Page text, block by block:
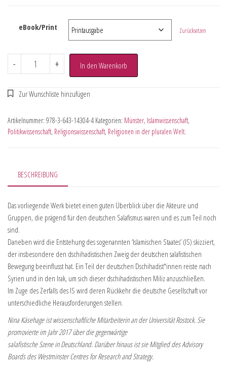
eBook/Print Zurücksetzen
- + In den Warenkorb
Artikelnummer: 978-3-643-14304-4 Kategorien: Münster, Islamwissenschaft,
Politikwissenschaft, Religionswissenschaft, Religionen in der pluralen Welt.
BESCHREIBUNG
Das vorliegende Werk bietet einen guten Überblick über die Akteure und
Gruppen, die prägend für den deutschen Salafismus waren und es zum Teil noch
sind.
Daneben wird die Entstehung des sogenannten ‘Islamischen Staates’ (IS) skizziert,
der insbesondere den dschihadistischen Zweig der deutschen salafistischen
Bewegung beeinflusst hat. Ein Teil der deutschen Dschihadist*innen reiste nach
Syrien und in den Irak, um sich dieser dschihadistischen Miliz anzuschließen.
Im Zuge des Zerfalls des IS wird deren Rückkehr die deutsche Gesellschaft vor
unterschiedliche Herausforderungen stellen.
Nina Käsehage ist wissenschaftliche Mitarbeiterin an der Universität Rostock. Sie
promovierte im Jahr 2017 über die gegenwärtige
salafistische Szene in Deutschland. Darüber hinaus ist sie Mitglied des Advisory
Boards des Westminster Centres for Research and Strategy.